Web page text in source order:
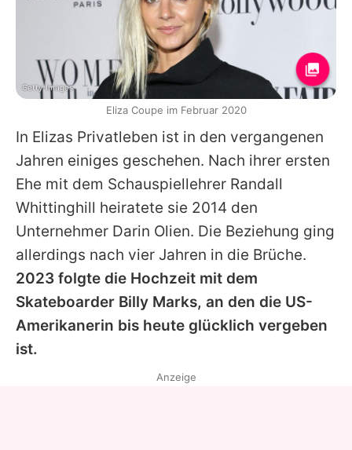
In Elizas Privatleben ist in den vergangenen
Jahren einiges geschehen. Nach ihrer ersten
Ehe mit dem Schauspiellehrer Randall
Whittinghill heiratete sie 2014 den
Unternehmer Darin Olien. Die Beziehung ging
allerdings nach vier Jahren in die Brüche.
2023 folgte die Hochzeit mit dem
Skateboarder Billy Marks, an den die US-
Amerikanerin bis heute glücklich vergeben
ist.
Getty Images
Eliza Coupe im Februar 2020
Anzeige